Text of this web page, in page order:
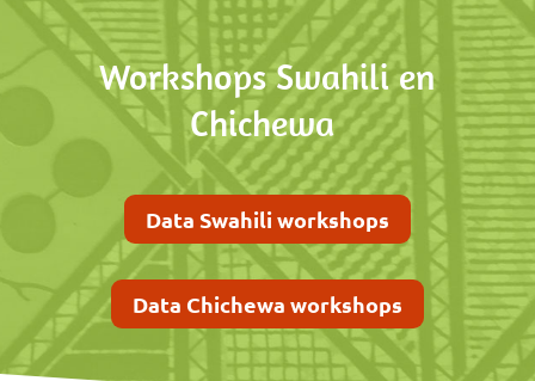
Workshops Swahili en
Chichewa
Data Swahili workshops
Data Chichewa workshops